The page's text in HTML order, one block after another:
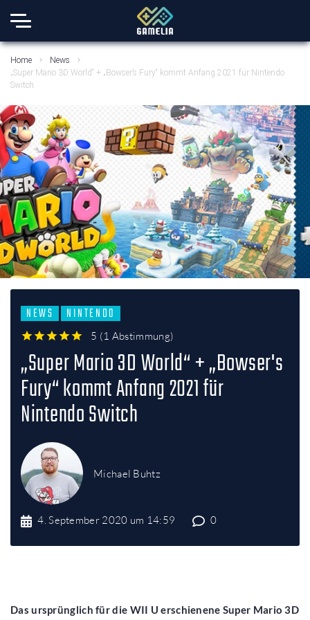
Home
News
„Super Mario 3D World“ + „Bowser’s Fury“ kommt Anfang 2021 für Nintendo
Switch
NEWS NINTENDO
5 (1 Abstimmung)
„Super Mario 3D World“ + „Bowser's
Fury“ kommt Anfang 2021 für
Nintendo Switch
Michael Buhtz
4. September 2020 um 14:59 0
Das ursprünglich für die WII U erschienene Super Mario 3D